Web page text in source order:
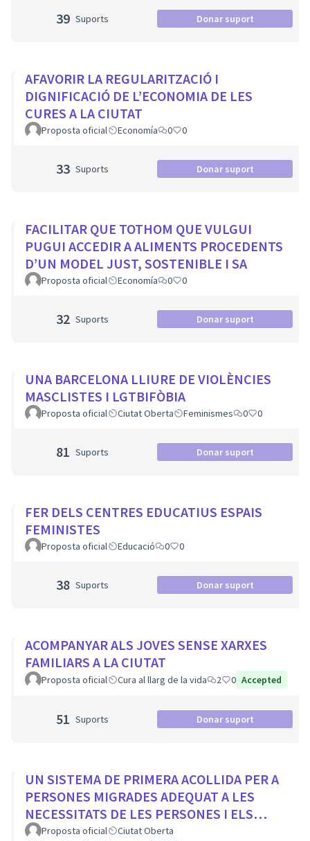
39 Suports Donar suport
AFAVORIR LA REGULARITZACIÓ I
DIGNIFICACIÓ DE L’ECONOMIA DE LES
CURES A LA CIUTAT
Proposta oficial Economía 0 0
33 Suports Donar suport
FACILITAR QUE TOTHOM QUE VULGUI
PUGUI ACCEDIR A ALIMENTS PROCEDENTS
D’UN MODEL JUST, SOSTENIBLE I SA
Proposta oficial Economía 0 0
32 Suports Donar suport
UNA BARCELONA LLIURE DE VIOLÈNCIES
MASCLISTES I LGTBIFÒBIA
Proposta oficial Ciutat Oberta Feminismes 0 0
81 Suports Donar suport
FER DELS CENTRES EDUCATIUS ESPAIS
FEMINISTES
Proposta oficial Educació 0 0
38 Suports Donar suport
ACOMPANYAR ALS JOVES SENSE XARXES
FAMILIARS A LA CIUTAT
Proposta oficial Cura al llarg de la vida 2 0 Accepted
51 Suports Donar suport
UN SISTEMA DE PRIMERA ACOLLIDA PER A
PERSONES MIGRADES ADEQUAT A LES
NECESSITATS DE LES PERSONES I ELS
MUNICIPIS
Proposta oficial
Ciutat Oberta